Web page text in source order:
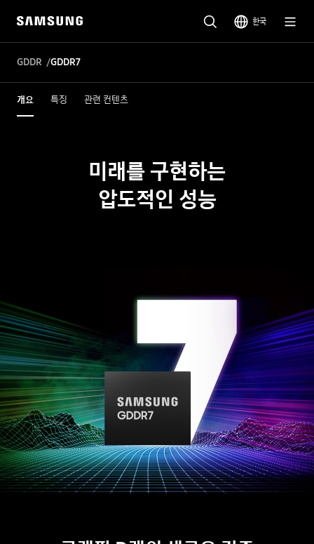
한국
GDDR GDDR7
개요 특징 관련 컨텐츠
미래를 구현하는
압도적인 성능